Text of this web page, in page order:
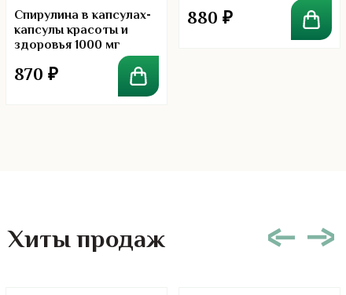
4.86
Спирулина в капсулах-
капсулы красоты и
здоровья 1000 мг
870 ₽
880 ₽
Хиты продаж